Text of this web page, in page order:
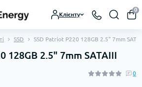
Клієнту
0
SSD SSD Patriot P220 128GB 2.5" 7mm
128GB 2.5" 7mm SATAIII
0